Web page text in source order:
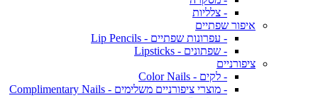
- צלליות
איפור שפתיים
- עפרונות שפתיים - Lip Pencils
- שפתונים - Lipsticks
ציפורניים
- לקים - Color Nails
- מוצרי ציפורניים משלימים - Complimentary Nails